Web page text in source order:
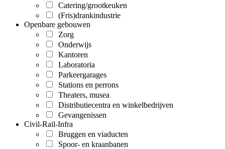
Catering/grootkeuken
(Fris)drankindustrie
Openbare gebouwen
Zorg
Onderwijs
Kantoren
Laboratoria
Parkeergarages
Stations en perrons
Theaters, musea
Distributiecentra en winkelbedrijven
Gevangenissen
Civil-Rail-Infra
Bruggen en viaducten
Spoor- en kraanbanen